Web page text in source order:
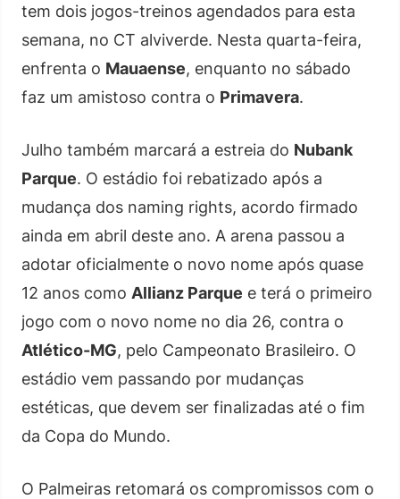
tem dois jogos-treinos agendados para esta
semana, no CT alviverde. Nesta quarta-feira,
enfrenta o Mauaense, enquanto no sábado
faz um amistoso contra o Primavera.
Julho também marcará a estreia do Nubank
Parque. O estádio foi rebatizado após a
mudança dos naming rights, acordo firmado
ainda em abril deste ano. A arena passou a
adotar oficialmente o novo nome após quase
12 anos como Allianz Parque e terá o primeiro
jogo com o novo nome no dia 26, contra o
Atlético-MG, pelo Campeonato Brasileiro. O
estádio vem passando por mudanças
estéticas, que devem ser finalizadas até o fim
da Copa do Mundo.
O Palmeiras retomará os compromissos com o